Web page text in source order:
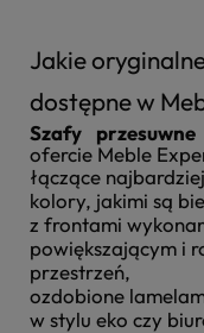
Jakie
dostępne w
Szafy przesuwne
ofercie Meble
łączące
kolory, jakimi są
z frontami
powiększającym i
przestrzeń,
ozdobione
w stylu eko czy